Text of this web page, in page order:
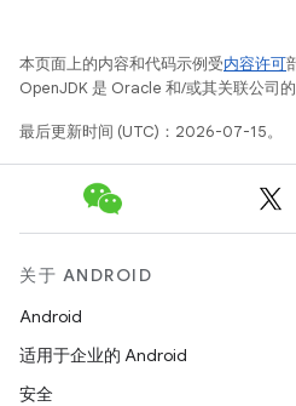
本页面上的内容和代码示例受内容许可
OpenJDK 是 Oracle 和/或其关联公司的
最后更新时间 (UTC)：2026-07-15。
关于 ANDROID
Android
适用于企业的 Android
安全